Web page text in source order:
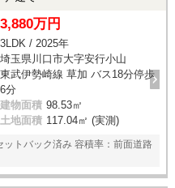
3,880万円
3LDK / 2025年
埼玉県川口市大字安行小山
東武伊勢崎線 草加 バス18分停歩
6分
建物面積 98.53㎡
土地面積 117.04㎡ (実測)
トバック済み 容積率：前面道路